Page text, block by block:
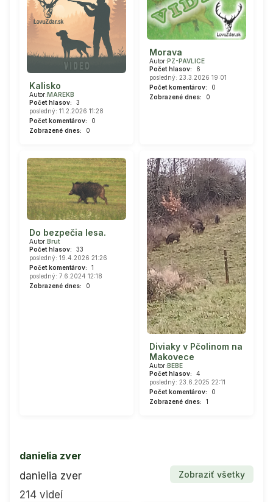
Kalisko
Autor:MAREKB
Počet hlasov:
3
posledný: 11.2.2026 11:28
Počet komentárov:
0
Zobrazené dnes:
0
Morava
Autor: PZ-PAVLICE
Počet hlasov:
6
posledný: 23.3.2026 19:01
Počet komentárov:
0
Zobrazené dnes:
0
Do bezpečia lesa.
Autor:Brut
Počet hlasov:
33
posledný: 19.4.2026 21:26
Počet komentárov:
1
posledný: 7.6.2024 12:18
Zobrazené dnes:
0
Diviaky v Pčolinom na
Makovece
Autor: BEBE
Počet hlasov:
4
posledný: 23.6.2025 22:11
Počet komentárov:
0
Zobrazené dnes:
1
danielia zver
danielia zver
214 videí
Zobraziť všetky